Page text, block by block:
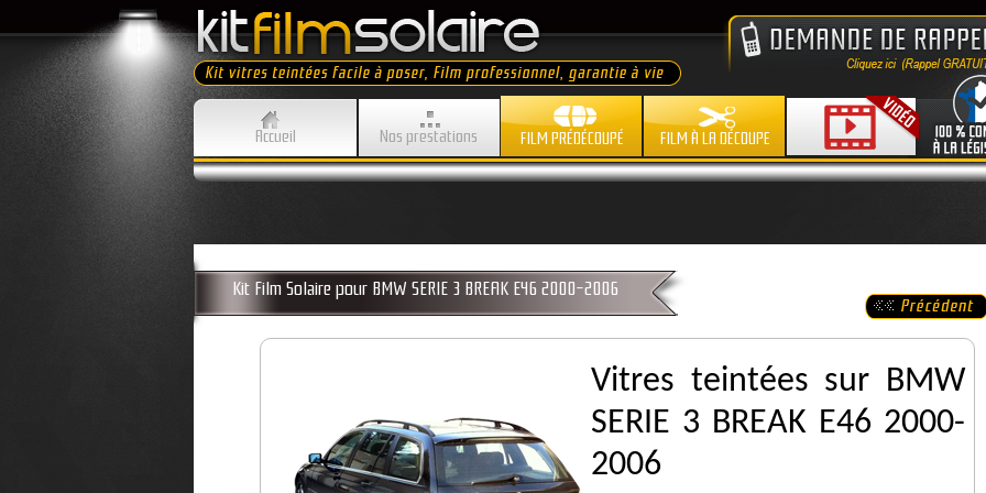
Accueil Nos prestations FILM PRÉDÉCOUPÉ FILM À LA DÉCOUPE
Kit Film Solaire pour BMW SERIE 3 BREAK E46 2000-2006
Vitres teintées sur BMW
SERIE 3 BREAK E46 2000-
2006